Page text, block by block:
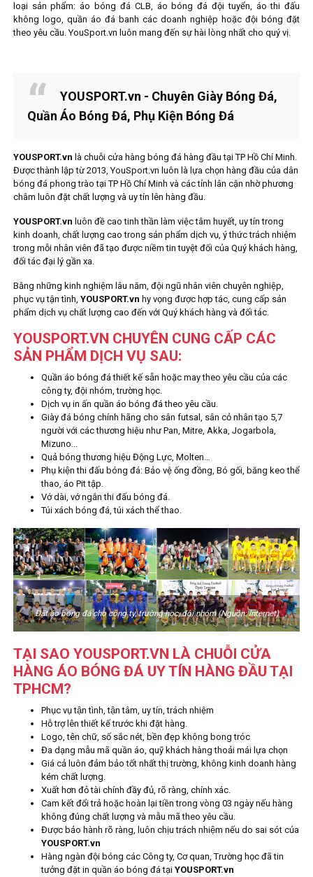
loại sản phẩm: áo bóng đá CLB, áo bóng đá đội tuyển, áo thi đấu
không logo, quần áo đá banh các doanh nghiệp hoặc đội bóng đặt
theo yêu cầu. YouSport.vn luôn mang đến sự hài lòng nhất cho quý vị.
YOUSPORT.vn - Chuyên Giày Bóng Đá,
Quần Áo Bóng Đá, Phụ Kiện Bóng Đá
YOUSPORT.vn là chuỗi cửa hàng bóng đá hàng đầu tại TP Hồ Chí Minh.
Được thành lập từ 2013, YouSport.vn luôn là lựa chọn hàng đầu của dân
bóng đá phong trào tại TP Hồ Chí Minh và các tỉnh lân cận nhờ phương
châm luôn đặt chất lượng và uy tín lên hàng đầu.
YOUSPORT.vn luôn đề cao tinh thần làm việc tâm huyết, uy tín trong
kinh doanh, chất lượng cao trong sản phẩm dịch vụ, ý thức trách nhiệm
trong mỗi nhân viên đã tạo được niềm tin tuyệt đối của Quý khách hàng,
đối tác đại lý gần xa.
Bằng những kinh nghiệm lâu năm, đội ngũ nhân viên chuyên nghiệp,
phục vụ tận tình, YOUSPORT.vn hy vọng được hợp tác, cung cấp sản
phẩm dịch vụ chất lượng cao đến với Quý khách hàng và đối tác.
YOUSPORT.VN CHUYÊN CUNG CẤP CÁC
SẢN PHẨM DỊCH VỤ SAU:
Quần áo bóng đá thiết kế sẵn hoặc may theo yêu cầu của các
công ty, đội nhóm, trường học.
Dịch vụ in ấn quần áo bóng đá theo yêu cầu.
Giày đá bóng chính hãng cho sân futsal, sân cỏ nhân tạo 5,7
người với các thương hiệu như Pan, Mitre, Akka, Jogarbola,
Mizuno...
Quả bóng thương hiệu Động Lực, Molten…
Phụ kiện thi đấu bóng đá: Bảo vệ ống đồng, Bó gối, băng keo thể
thao, áo Pit tập.
Vớ dài, vớ ngắn thi đấu bóng đá.
Túi xách bóng đá, túi xách thể thao.
Đặt áo bóng đá cho công ty, trường học, đội nhóm (Nguồn: Internet)
TẠI SAO YOUSPORT.VN LÀ CHUỖI CỬA
HÀNG ÁO BÓNG ĐÁ UY TÍN HÀNG ĐẦU TẠI
TPHCM?
Phục vụ tận tình, tận tâm, uy tín, trách nhiệm
Hỗ trợ lên thiết kế trước khi đặt hàng.
Logo, tên chữ, số sắc nét, bền đẹp không bong tróc
Đa dạng mẫu mã quần áo, quỹ khách hàng thoải mái lựa chọn
Giá cả luôn đảm bảo tốt nhất thị trường, không kinh doanh hàng
kém chất lượng.
Xuất hơn đỏ tài chính đầy đủ, rõ ràng, chính xác.
Cam kết đổi trả hoặc hoàn lại tiền trong vòng 03 ngày nếu hàng
không đúng chất lượng và mẫu mã theo yêu cầu.
Được bảo hành rõ ràng, luôn chịu trách nhiệm nếu do sai sót của
YOUSPORT.vn
Hàng ngàn đội bóng các Công ty, Cơ quan, Trường học đã tin
tưởng đặt in quần áo bóng đá tại YOUSPORT.vn